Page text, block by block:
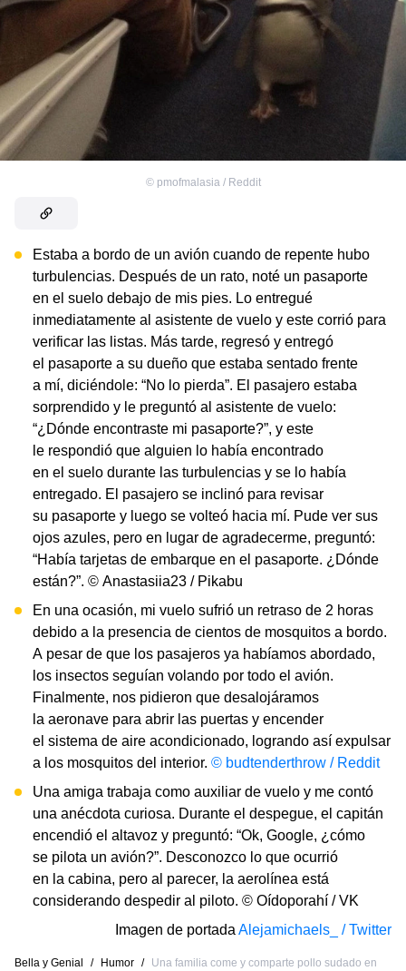
© pmofmalasia / Reddit
Estaba a bordo de un avión cuando de repente hubo
turbulencias. Después de un rato, noté un pasaporte
en el suelo debajo de mis pies. Lo entregué
inmediatamente al asistente de vuelo y este corrió para
verificar las listas. Más tarde, regresó y entregó
el pasaporte a su dueño que estaba sentado frente
a mí, diciéndole: “No lo pierda”. El pasajero estaba
sorprendido y le preguntó al asistente de vuelo:
“¿Dónde encontraste mi pasaporte?”, y este
le respondió que alguien lo había encontrado
en el suelo durante las turbulencias y se lo había
entregado. El pasajero se inclinó para revisar
su pasaporte y luego se volteó hacia mí. Pude ver sus
ojos azules, pero en lugar de agradecerme, preguntó:
“Había tarjetas de embarque en el pasaporte. ¿Dónde
están?”. © Anastasiia23 / Pikabu
En una ocasión, mi vuelo sufrió un retraso de 2 horas
debido a la presencia de cientos de mosquitos a bordo.
A pesar de que los pasajeros ya habíamos abordado,
los insectos seguían volando por todo el avión.
Finalmente, nos pidieron que desalojáramos
la aeronave para abrir las puertas y encender
el sistema de aire acondicionado, logrando así expulsar
a los mosquitos del interior. © budtenderthrow / Reddit
Una amiga trabaja como auxiliar de vuelo y me contó
una anécdota curiosa. Durante el despegue, el capitán
encendió el altavoz y preguntó: “Ok, Google, ¿cómo
se pilota un avión?”. Desconozco lo que ocurrió
en la cabina, pero al parecer, la aerolínea está
considerando despedir al piloto. © Oídoporahí / VK
Imagen de portada Alejamichaels_ / Twitter
Bella y Genial / Humor /
Una familia come y comparte pollo sudado en